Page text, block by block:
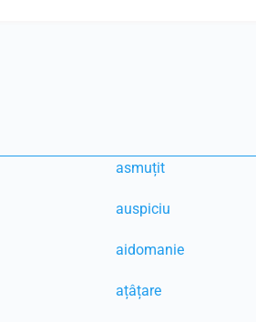
asmuțit
auspiciu
aidomanie
ațâțare